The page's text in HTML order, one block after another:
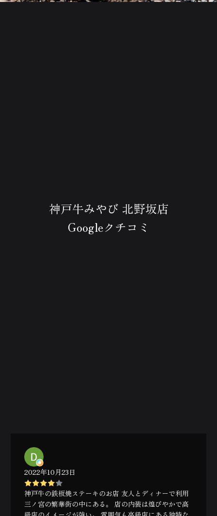
神戸牛みやび 北野坂店
Googleクチコミ
2022年10月23日
神戸牛の鉄板焼ステーキのお店 友人とディナーで利用
三ノ宮の繁華街の中にある。 店の内装は煌びやかで高